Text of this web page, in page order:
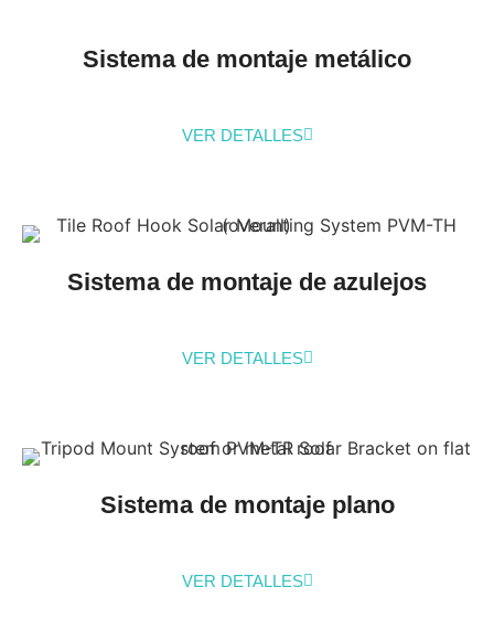
Sistema de montaje metálico
VER DETALLES
Sistema de montaje de azulejos
VER DETALLES
Sistema de montaje plano
VER DETALLES